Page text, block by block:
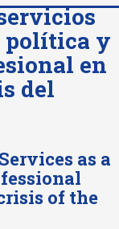
política y
en
del
as a
of the